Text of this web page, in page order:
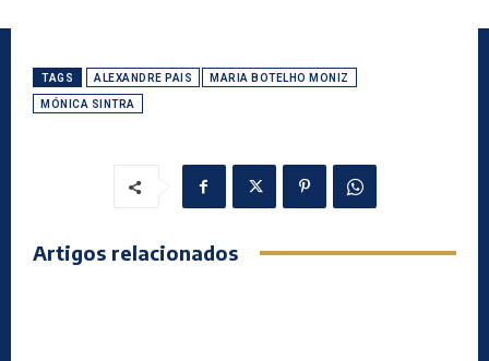
TAGS ALEXANDRE PAIS MARIA BOTELHO MONIZ
MÓNICA SINTRA
Artigos relacionados